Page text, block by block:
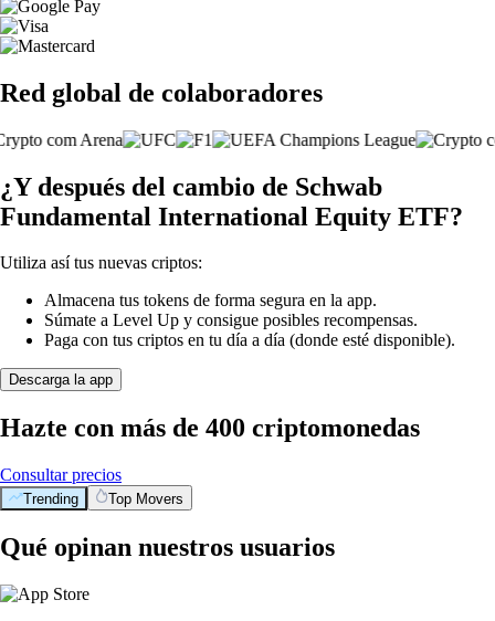
Red global de colaboradores
¿Y después del cambio de Schwab
Fundamental International Equity ETF?
Utiliza así tus nuevas criptos:
Almacena tus tokens de forma segura en la app.
Súmate a Level Up y consigue posibles recompensas.
Paga con tus criptos en tu día a día (donde esté disponible).
Descarga la app
Hazte con más de 400 criptomonedas
Consultar precios
Trending Top Movers
Qué opinan nuestros usuarios